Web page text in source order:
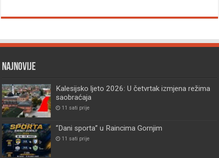
Najnovije
Kalesijsko ljeto 2026: U četvrtak izmjena režima
saobraćaja
11 sati prije
“Dani sporta” u Raincima Gornjim
11 sati prije